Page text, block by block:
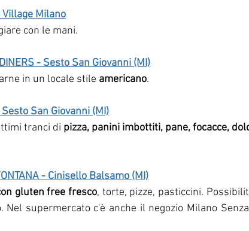
Village Milano
con le mani.
- Sesto San Giovanni (MI)
in un locale stile americano.
Sesto San Giovanni (MI)
tranci di pizza, panini imbottiti, pane, focacce,
- Cinisello Balsamo (MI)
gluten free fresco, torte, pizze, pasticcini.
Nel supermercato c'è anche il negozio Milano